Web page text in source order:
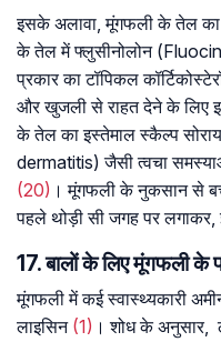
इसके अलावा, मूंगफली के तेल का
के तेल में फ्लुसीनोलोन
प्रकार का टॉपिकल
और खुजली से राहत देने के लिए
के तेल का इस्तेमाल स्कैल्प
dermatitis) जैसी त्वचा
(20) । मूंगफली के नुकसान से
पहले थोड़ी सी जगह पर
17. बालों के लिए मूंगफली के
मूंगफली में कई स्वास्थ्यकारी
लाइसिन (1) । शोध के अनुसार,